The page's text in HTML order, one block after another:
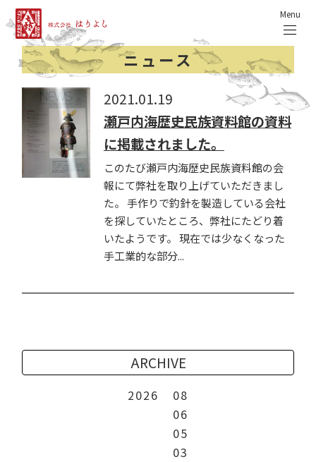
Menu
ニュース
2021.01.19
瀬戸内海歴史民族資料館の資料
に掲載されました。
このたび瀬戸内海歴史民族資料館の会
報にて弊社を取り上げていただきまし
た。 手作りで釣針を製造している会社
を探していたところ、弊社にたどり着
いたようです。 現在では少なくなった
手工業的な部分...
ARCHIVE
2026
08
06
05
03